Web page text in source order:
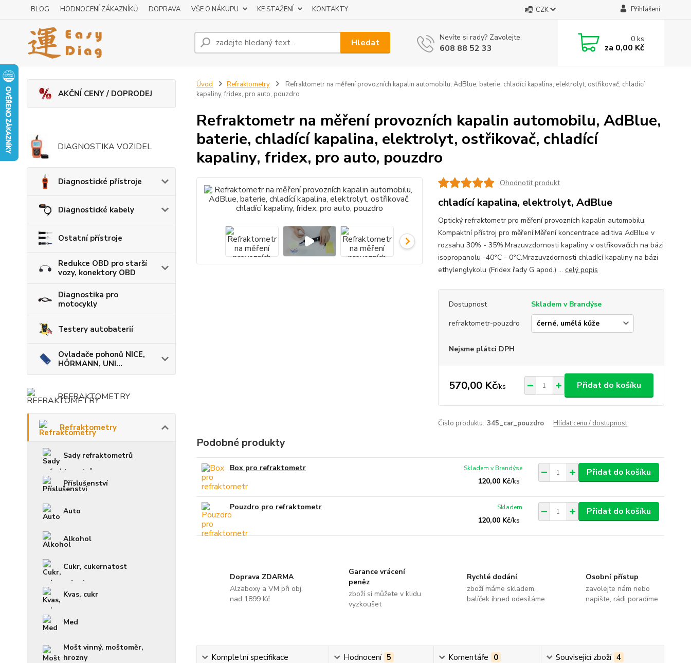
BLOG HODNOCENÍ ZÁKAZNÍKŮ DOPRAVA VŠE O NÁKUPU KE STAŽENÍ KONTAKTY CZK Přihlášení
Hledat Nevíte si rady? Zavolejte.
608 88 52 33
0ks
za 0,00 Kč
AKČNÍ CENY / DOPRODEJ
DIAGNOSTIKA VOZIDEL
Diagnostické přístroje
Diagnostické kabely
Ostatní přístroje
Redukce OBD pro starší
vozy, konektory OBD
Diagnostika pro
motocykly
Testery autobaterií
Ovladače pohonů NICE,
HÖRMANN, UNI...
REFRAKTOMETRY
Refraktometry
Sady refraktometrů
Příslušenství
Auto
Alkohol
Cukr, cukernatost
Kvas, cukr
Med
Mošt vinný, moštoměr,
hrozny
Úvod Refraktometry
Refraktometr na měření provozních kapalin automobilu, AdBlue, baterie, chladící kapalina, elektrolyt, ostřikovač, chladící
kapaliny, fridex, pro auto, pouzdro
Refraktometr na měření provozních kapalin automobilu, AdBlue,
baterie, chladící kapalina, elektrolyt, ostřikovač, chladící
kapaliny, fridex, pro auto, pouzdro
Ohodnotit produkt
chladící kapalina, elektrolyt, AdBlue
Optický refraktometr pro měření provozních kapalin automobilu.
Kompaktní přístroj pro měření:Měření koncentrace aditiva AdBlue v
rozsahu 30% - 35%.Mrazuvzdornosti kapaliny v ostřikovačích na bázi
isopropanolu -40°C - 0°C.Mrazuvzdornosti chladící kapaliny na bázi
ethylenglykolu (Fridex řady G apod.) ... celý popis
Dostupnost
Skladem v Brandýse
refraktometr-pouzdro
Nejsme plátci DPH
570,00 Kč/ks Přidat do košíku
Číslo produktu: 345_car_pouzdro Hlídat cenu / dostupnost
Podobné produkty
Box pro refraktometr
120,00 Kč/ks
Skladem v Brandýse Přidat do košíku
Pouzdro pro refraktometr
120,00 Kč/ks
Skladem Přidat do košíku
Doprava ZDARMA
Alzaboxy a VM při obj.
nad 1899 Kč
Garance vrácení
peněz
zboží si můžete v klidu
vyzkoušet
Rychlé dodání
zboží máme skladem,
balíček ihned odesíláme
Osobní přístup
zavolejte nám nebo
napište, rádi poradíme
Kompletní specifikace Hodnocení 5 Komentáře 0 Související zboží 4